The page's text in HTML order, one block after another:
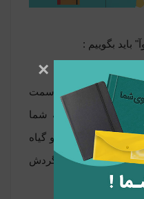
باید بگوییم :
بالای میز، گوشه سمت
که ثروت را به شما
ارزشمند ‌و یا گل و گیاه
ایده پردازی و گردش
×